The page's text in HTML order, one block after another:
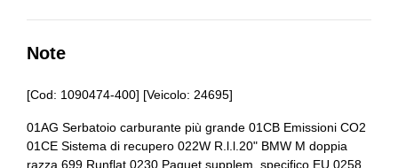
Blocco differenziale
Bulloni antifurto
Airbag laterali
Assistente alla frenata
Note
[Cod: 1090474-400] [Veicolo: 24695]
01AG Serbatoio carburante più grande 01CB Emissioni CO2
01CE Sistema di recupero 022W R.l.l.20" BMW M doppia
razza 699 Runflat 0230 Paquet supplem. specifico EU 0258